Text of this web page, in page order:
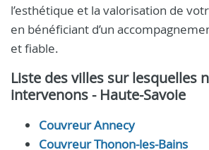
l’esthétique et la valorisation de
en bénéficiant d’un
et fiable.
Liste des villes sur lesquelles
intervenons - Haute-Savoie
Couvreur Annecy
Couvreur Thonon-les-Bains